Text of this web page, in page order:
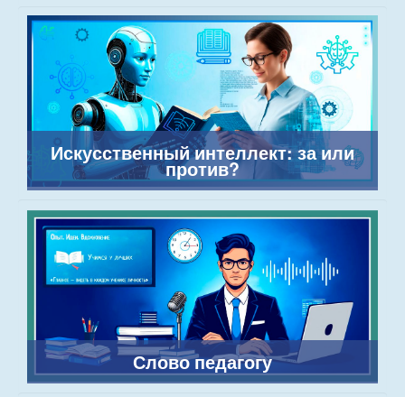
Искусственный интеллект: за или
против?
Слово педагогу